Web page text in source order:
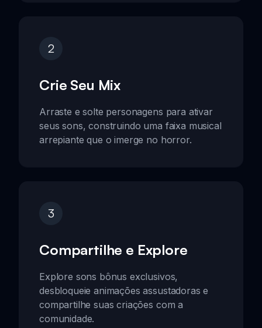
2
Crie Seu Mix
Arraste e solte personagens para ativar
seus sons, construindo uma faixa musical
arrepiante que o imerge no horror.
3
Compartilhe e Explore
Explore sons bônus exclusivos,
desbloqueie animações assustadoras e
compartilhe suas criações com a
comunidade.